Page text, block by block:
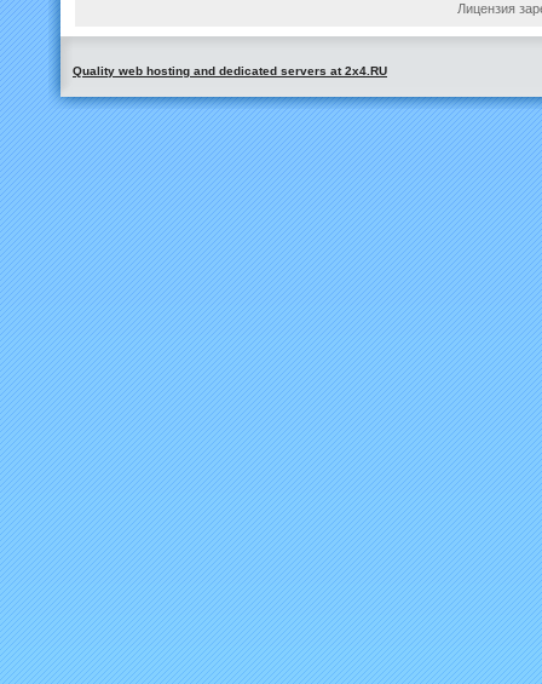
Лицензия
Quality web hosting and dedicated servers at 2x4.RU